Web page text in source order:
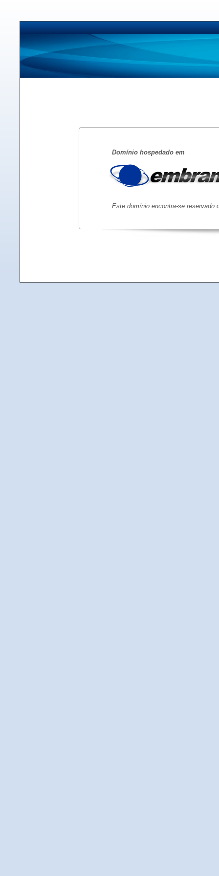
Este domínio encontra-se reservado
Domínio hospedado em